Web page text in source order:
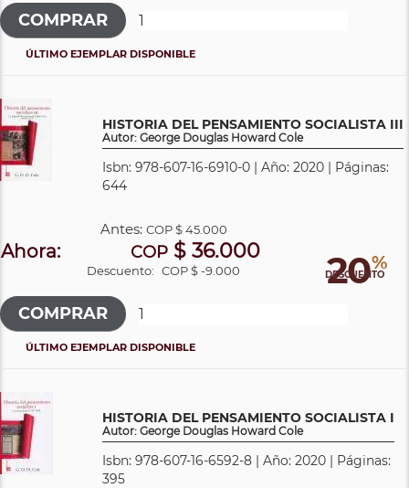
ÚLTIMO EJEMPLAR DISPONIBLE
HISTORIA DEL PENSAMIENTO SOCIALISTA III
Autor: George Douglas Howard Cole
Isbn: 978-607-16-6910-0 | Año: 2020 | Páginas:
644
20%
DESCUENTO
Antes: COP$ 45.000
Ahora: COP $ 36.000
Descuento: COP $ -9.000
ÚLTIMO EJEMPLAR DISPONIBLE
HISTORIA DEL PENSAMIENTO SOCIALISTA I
Autor: George Douglas Howard Cole
Isbn: 978-607-16-6592-8 | Año: 2020 | Páginas:
395